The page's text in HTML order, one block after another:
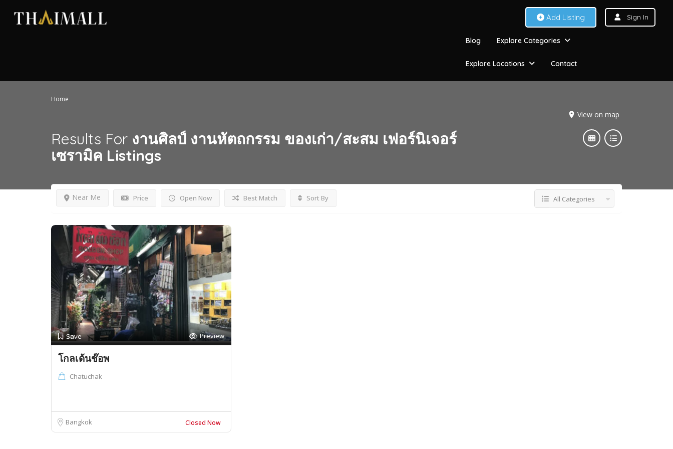
Add Listing Sign In
Blog Explore Categories
Explore Locations Contact
Home
View on map
Results For งานศิลป์ งานหัตถกรรม ของเก่า/สะสม เฟอร์นิเจอร์
เซรามิค Listings
Price Open Now
Near Me Best Match Sort By All Categories
Save Preview
โกลเด้นช๊อพ
Chatuchak
Bangkok Closed Now